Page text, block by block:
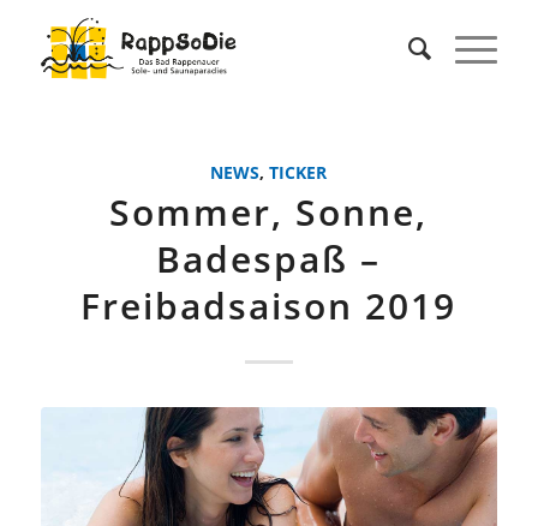
NEWS,TICKER
Sommer, Sonne,
Badespaß –
Freibadsaison 2019